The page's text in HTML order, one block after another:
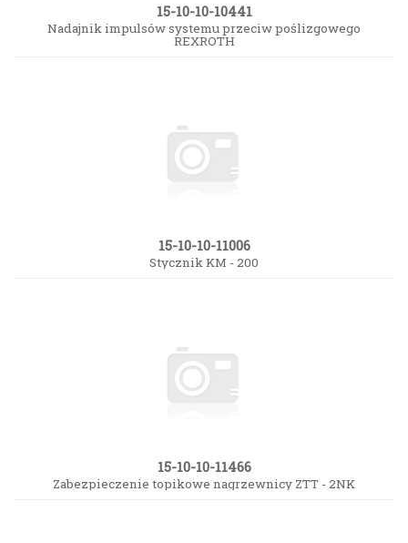
15-10-10-10441
Nadajnik impulsów systemu przeciw poślizgowego
REXROTH
15-10-10-11006
Stycznik KM - 200
15-10-10-11466
Zabezpieczenie topikowe nagrzewnicy ZTT - 2NK